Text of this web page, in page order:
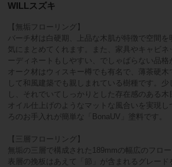
WILLスズキ
【無垢フローリング】
バーチ材は白硬期、上品な木肌が特徴で空間を
気にまとめてくれます。また、家具やキャビネ
ーディネートもしやすい、でしゃばらない品格
オーク材はウィスキー樽でも有名で、薄茶硬
して和風建築でも親しまれている樹種です。
し、それでいてしっかりとした存在感のある木
オイル仕上げのようなマットな風合いを実現し
ろのお手入れが簡単な「BonaUV」塗料です。
【三層フローリング】
無垢の三層で構成された189mmの幅広のフロー
表層の挽板はあえて「節」が含まれるグレード